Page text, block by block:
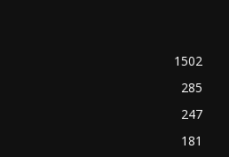
1502
285
247
181